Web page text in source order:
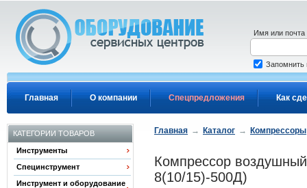
Главная О компании Спецпредложения Как
Имя или почта
Запомнить
КАТЕГОРИИ ТОВАРОВ
Инструменты
Специнструмент
Инструмент и оборудование
Главная → Каталог → Компрессоры
Компрессор
8(10/15)-500Д)